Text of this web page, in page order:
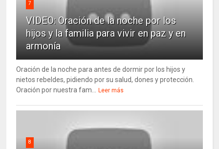
7
VIDEO: Oración de la noche por los
hijos y la familia para vivir en paz y en
armonía
Oración de la noche para antes de dormir por los hijos y
nietos rebeldes, pidiendo por su salud, dones y protección.
Oración por nuestra fam... Leer más
8